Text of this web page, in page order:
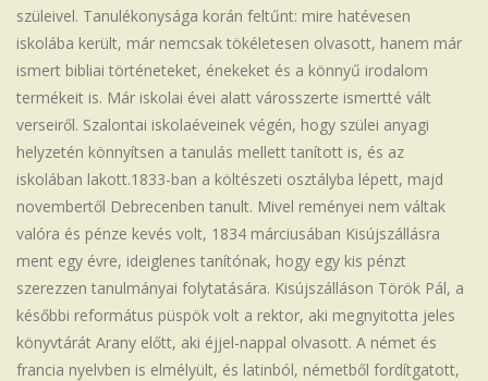
szüleivel. Tanulékonysága korán feltűnt: mire hatévesen
iskolába került, már nemcsak tökéletesen olvasott, hanem már
ismert bibliai történeteket, énekeket és a könnyű irodalom
termékeit is. Már iskolai évei alatt városszerte ismertté vált
verseiről. Szalontai iskolaéveinek végén, hogy szülei anyagi
helyzetén könnyítsen a tanulás mellett tanított is, és az
iskolában lakott.1833-ban a költészeti osztályba lépett, majd
novembertől Debrecenben tanult. Mivel reményei nem váltak
valóra és pénze kevés volt, 1834 márciusában Kisújszállásra
ment egy évre, ideiglenes tanítónak, hogy egy kis pénzt
szerezzen tanulmányai folytatására. Kisújszálláson Török Pál, a
későbbi református püspök volt a rektor, aki megnyitotta jeles
könyvtárát Arany előtt, aki éjjel-nappal olvasott. A német és
francia nyelvben is elmélyült, és latinból, németből fordítgatott,